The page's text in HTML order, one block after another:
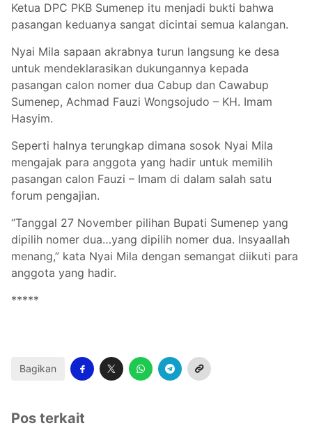
Ketua DPC PKB Sumenep itu menjadi bukti bahwa
pasangan keduanya sangat dicintai semua kalangan.
Nyai Mila sapaan akrabnya turun langsung ke desa
untuk mendeklarasikan dukungannya kepada
pasangan calon nomer dua Cabup dan Cawabup
Sumenep, Achmad Fauzi Wongsojudo – KH. Imam
Hasyim.
Seperti halnya terungkap dimana sosok Nyai Mila
mengajak para anggota yang hadir untuk memilih
pasangan calon Fauzi – Imam di dalam salah satu
forum pengajian.
“Tanggal 27 November pilihan Bupati Sumenep yang
dipilih nomer dua…yang dipilih nomer dua. Insyaallah
menang,” kata Nyai Mila dengan semangat diikuti para
anggota yang hadir.
*****
Bagikan
Pos terkait